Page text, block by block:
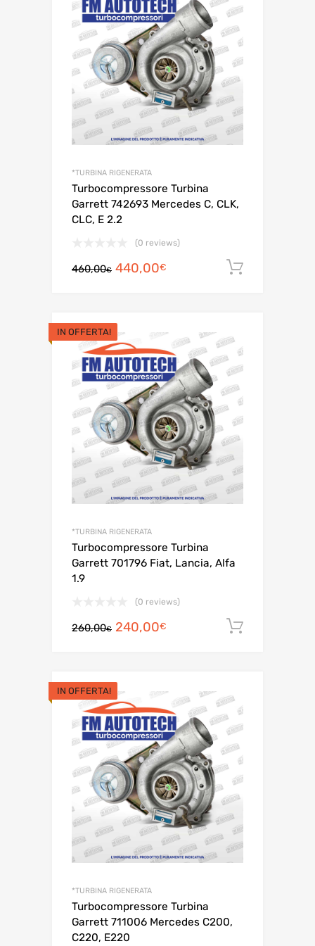
*TURBINA RIGENERATA
Turbocompressore Turbina
Garrett 742693 Mercedes C, CLK,
CLC, E 2.2
(0 reviews)
460,00€ Il
era:
460,00€.
440,00€
440,00€.
IN OFFERTA!
*TURBINA RIGENERATA
Turbocompressore Turbina
Garrett 701796 Fiat, Lancia, Alfa
1.9
(0 reviews)
260,00€ Il
era:
260,00€.
240,00€
240,00€.
IN OFFERTA!
*TURBINA RIGENERATA
Turbocompressore Turbina
Garrett 711006 Mercedes C200,
C220, E220